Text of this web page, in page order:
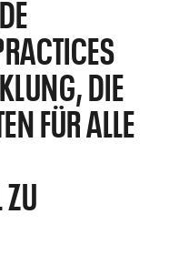
S
U
DIE M
FÜR ALLE S